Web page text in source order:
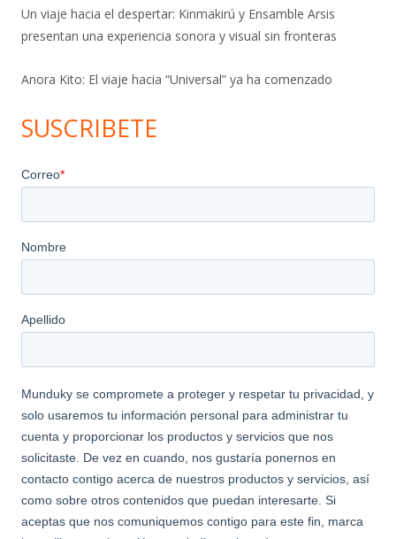
Un viaje hacia el despertar: Kinmakirú y Ensamble Arsis
presentan una experiencia sonora y visual sin fronteras
Anora Kito: El viaje hacia “Universal” ya ha comenzado
SUSCRIBETE